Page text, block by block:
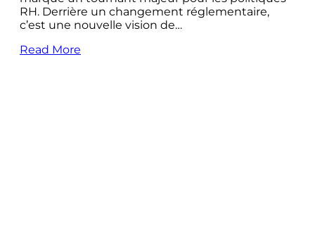
RH. Derrière un changement réglementaire,
c’est une nouvelle vision de…
Read More